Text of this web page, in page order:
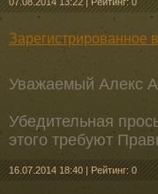
Зарегистрированное
Уважаемый Алекс
Убедительная
этого требуют
16.07.2014 18:40 | Рейтинг: 0